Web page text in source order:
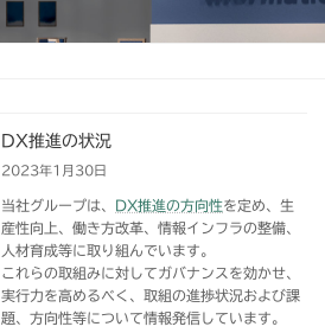
DX推進の状況
2023年1月30日
当社グループは、 DX推進の方向性を定め、生
産性向上、働き方改革、情報インフラの整備、
人材育成等に取り組んでいます。
これらの取組みに対してガバナンスを効かせ、
実行力を高めるべく、取組の進捗状況および課
題、方向性等について情報発信しています。